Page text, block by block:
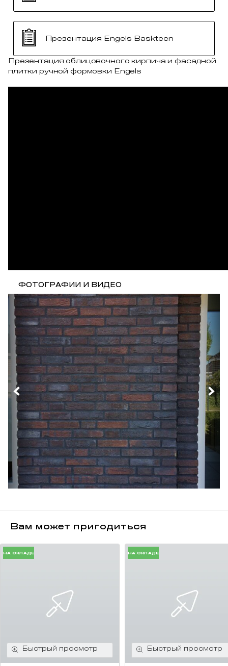
Презентация Engels Baskteen
Презентация облицовочного кирпича и фасадной
плитки ручной формовки Engels
ФОТОГРАФИИ И ВИДЕО
Вам может пригодиться
НА СКЛАДЕ НА СКЛАДЕ